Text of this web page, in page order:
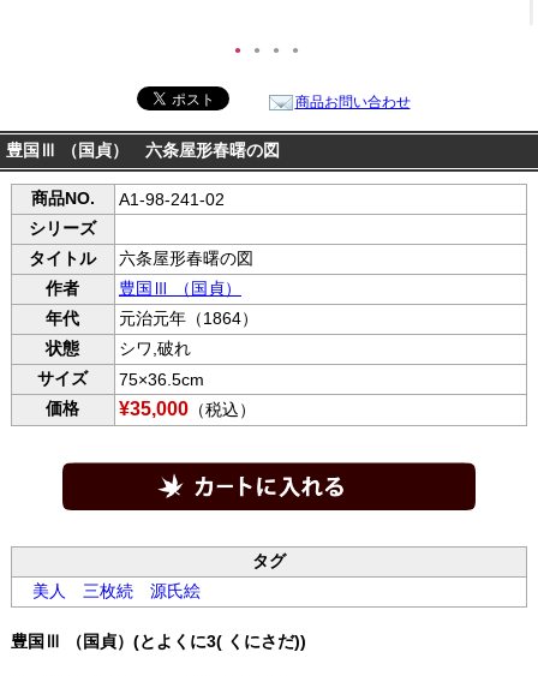
● ● ● ●
商品お問い合わせ
豊国Ⅲ （国貞） 六条屋形春曙の図
商品NO.
A1-98-241-02
シリーズ
タイトル
六条屋形春曙の図
作者
豊国Ⅲ （国貞）
年代
元治元年（1864）
状態
シワ,破れ
サイズ
75×36.5cm
価格
¥35,000（税込）
タグ
美人
三枚続源氏絵
豊国Ⅲ （国貞）(とよくに3( くにさだ))